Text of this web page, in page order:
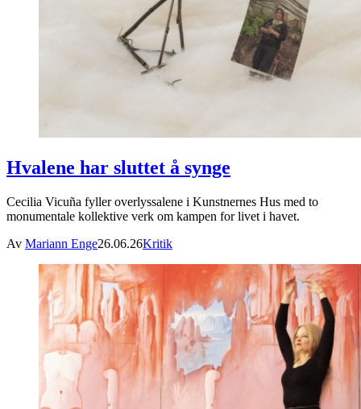
Hvalene har sluttet å synge
Cecilia Vicuña fyller overlyssalene i Kunstnernes Hus med to
monumentale kollektive verk om kampen for livet i havet.
Av Mariann Enge26.06.26Kritik